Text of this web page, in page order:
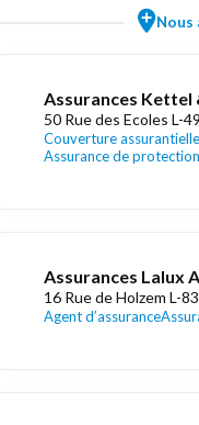
Nous
Assurances Kettel
50 Rue des Ecoles L-
Couverture assurantielle
Assurance de
Assurances Lalux
16 Rue de Holzem L-
Agent d’assurance